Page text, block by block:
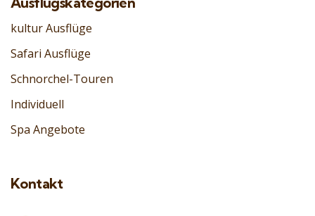
kultur Ausflüge
Safari Ausflüge
Schnorchel-Touren
Individuell
Spa Angebote
Kontakt